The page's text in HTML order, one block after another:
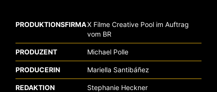
PRODUKTIONSFIRMAX Filme Creative Pool im Auftrag
vom BR
PRODUZENT Michael Polle
PRODUCERIN Mariella Santibáñez
REDAKTION Stephanie Heckner